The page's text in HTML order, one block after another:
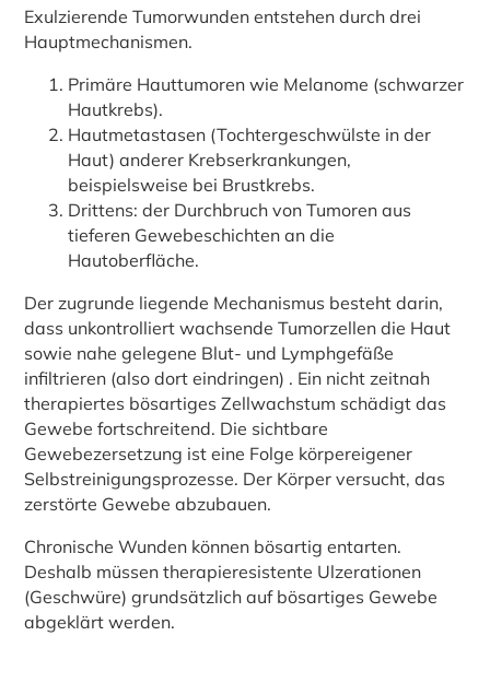
Exulzierende Tumorwunden entstehen durch drei
Hauptmechanismen.
Primäre Hauttumoren wie Melanome (schwarzer
Hautkrebs).
Hautmetastasen (Tochtergeschwülste in der
Haut) anderer Krebserkrankungen,
beispielsweise bei Brustkrebs.
Drittens: der Durchbruch von Tumoren aus
tieferen Gewebeschichten an die
Hautoberfläche.
Der zugrunde liegende Mechanismus besteht darin,
dass unkontrolliert wachsende Tumorzellen die Haut
sowie nahe gelegene Blut- und Lymphgefäße
infiltrieren (also dort eindringen) . Ein nicht zeitnah
therapiertes bösartiges Zellwachstum schädigt das
Gewebe fortschreitend. Die sichtbare
Gewebezersetzung ist eine Folge körpereigener
Selbstreinigungsprozesse. Der Körper versucht, das
zerstörte Gewebe abzubauen.
Chronische Wunden können bösartig entarten.
Deshalb müssen therapieresistente Ulzerationen
(Geschwüre) grundsätzlich auf bösartiges Gewebe
abgeklärt werden.